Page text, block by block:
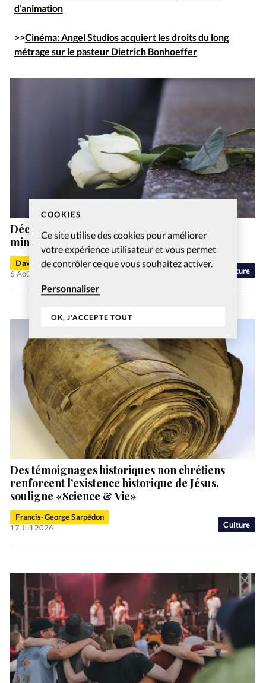
COOKIES
Ce site utilise des cookies pour améliorer
votre expérience utilisateur et vous permet
de contrôler ce que vous souhaitez activer.
Personnaliser
OK, J'ACCEPTE TOUT
d’animation
>>Cinéma: Angel Studios acquiert les droits du long
métrage sur le pasteur Dietrich Bonhoeffer
Culture
Décès de Christine Jeanville, cofondatrice du
ministère «Machol Danser la Vie»
David Métreau
6 Août 2026
Culture
Des témoignages historiques non chrétiens
renforcent l’existence historique de Jésus,
souligne «Science & Vie»
Francis-George Sarpédon
17 Juil 2026